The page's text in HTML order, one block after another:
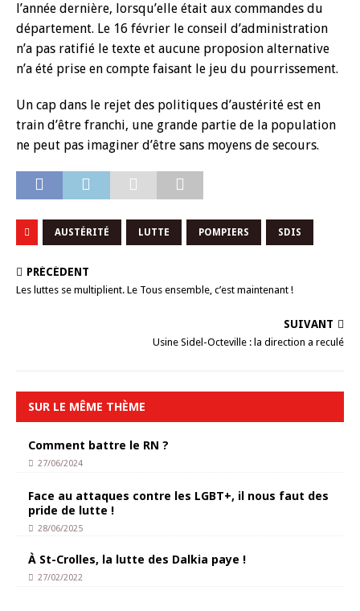
l’année dernière, lorsqu’elle était aux commandes du
département. Le 16 février le conseil d’administration
n’a pas ratifié le texte et aucune proposion alternative
n’a été prise en compte faisant le jeu du pourrissement.
Un cap dans le rejet des politiques d’austérité est en
train d’être franchi, une grande partie de la population
ne peut pas imaginer d’être sans moyens de secours.
AUSTÉRITÉ LUTTE POMPIERS SDIS
PRÉCÉDENT
Les luttes se multiplient. Le Tous ensemble, c’est maintenant !
SUIVANT
Usine Sidel-Octeville : la direction a reculé
SUR LE MÊME THÈME
Comment battre le RN ?
27/06/2024
Face au attaques contre les LGBT+, il nous faut des
pride de lutte !
28/06/2025
À St-Crolles, la lutte des Dalkia paye !
27/02/2022